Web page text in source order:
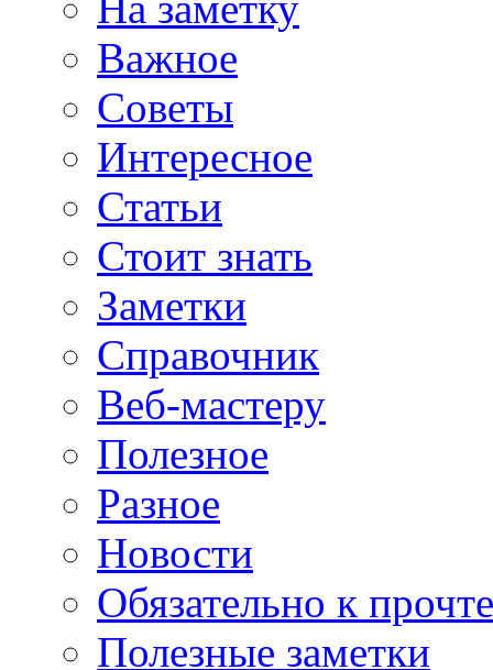
Важное
Советы
Интересное
Статьи
Стоит знать
Заметки
Справочник
Веб-мастеру
Полезное
Разное
Новости
Обязательно к
Полезные заметки